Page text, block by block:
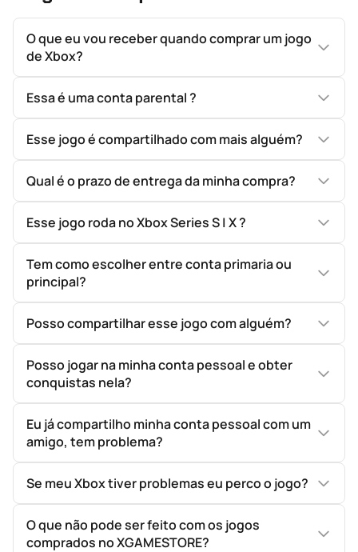
O que eu vou receber quando comprar um jogo
de Xbox?
Essa é uma conta parental ?
Esse jogo é compartilhado com mais alguém?
Qual é o prazo de entrega da minha compra?
Esse jogo roda no Xbox Series S | X ?
Tem como escolher entre conta primaria ou
principal?
Posso compartilhar esse jogo com alguém?
Posso jogar na minha conta pessoal e obter
conquistas nela?
Eu já compartilho minha conta pessoal com um
amigo, tem problema?
Se meu Xbox tiver problemas eu perco o jogo?
O que não pode ser feito com os jogos
comprados no XGAMESTORE?